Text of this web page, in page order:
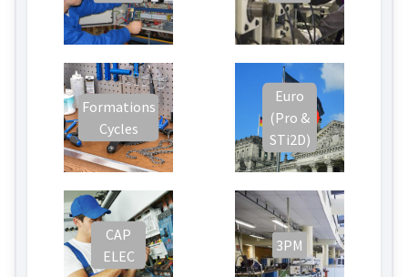
Formations
Cycles
Euro
(Pro &
STi2D)
CAP
ELEC
3PM